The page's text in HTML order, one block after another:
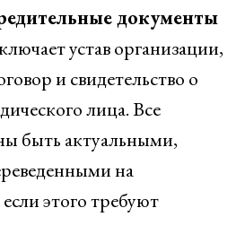
документы
устав организации,
и свидетельство о
лица. Все
быть актуальными,
на
этого требуют